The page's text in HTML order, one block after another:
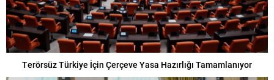
Terörsüz Türkiye İçin Çerçeve Yasa Hazırlığı Tamamlanıyor